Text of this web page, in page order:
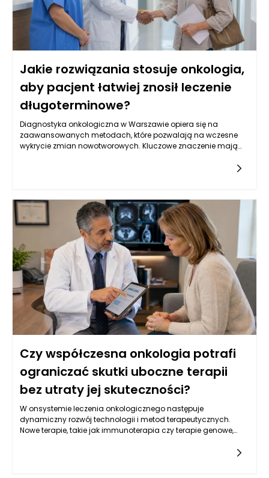
Jakie rozwiązania stosuje onkologia,
aby pacjent łatwiej znosił leczenie
długoterminowe?
Diagnostyka onkologiczna w Warszawie opiera się na
zaawansowanych metodach, które pozwalają na wczesne
wykrycie zmian nowotworowych. Kluczowe znaczenie mają
tym oznaczenia markerów nowotworowych w krwi, które mogą
wskazywać na obecność choroby. W Warszawie, dzięki
postępowi w dziedzinie genetyki, coraz częściej stosuje się
również badania molekularne, które identyfikują mutacje
genów związanych z nowotworami, co pozwala na bardziej
spersonalizowane podejście do leczenia. Kluczowe jest
zrozumienie, że wczesne wykrycie choroby zwiększa szanse na
skuteczne leczenie oraz poprawia komfort życia pacjentów.
Czy współczesna onkologia potrafi
ograniczać skutki uboczne terapii
bez utraty jej skuteczności?
W onsystemie leczenia onkologicznego następuje
dynamiczny rozwój technologii i metod terapeutycznych.
Nowe terapie, takie jak immunoterapia czy terapie genowe,
mogą przyczynić się do ograniczenia skutków ubocznych. Te